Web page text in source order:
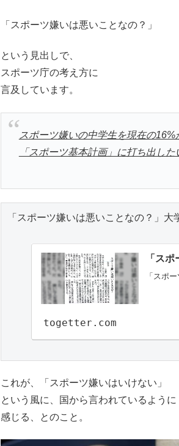
「スポーツ嫌いは悪いことなの？」
という見出しで、
スポーツ庁の考え方に
言及しています。
スポーツ嫌いの中学生を現在の
「スポーツ基本計画」に打ち出した
「スポーツ嫌いは悪いことなの？
「ス
「スポ
togetter.com
これが、「スポーツ嫌いはいけない」
という風に、国から言われているように
感じる、とのこと。